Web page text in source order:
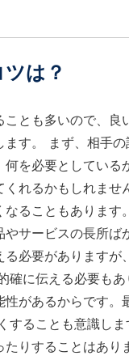
は？
とも多いので、良
す。 まず、相手
を必要としてい
れるかもしれま
ることもありま
サービスの長所
必要があります
に伝える必要も
があるからです
することも意識し
りすることはあ